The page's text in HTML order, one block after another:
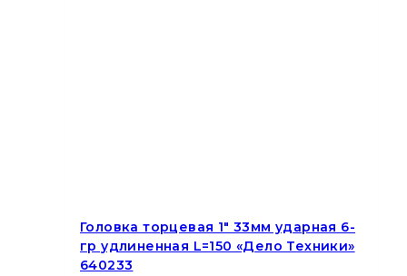
Головка торцевая 1″ 33мм ударная 6-
гр удлиненная L=150 «Дело Техники»
640233